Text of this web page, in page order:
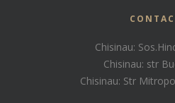
Chisinau:
Chisinau: str
Chisinau: Str